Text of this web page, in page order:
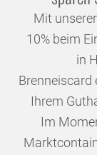
Mit
10% beim
in
Brenneiscard
Ihrem
Im